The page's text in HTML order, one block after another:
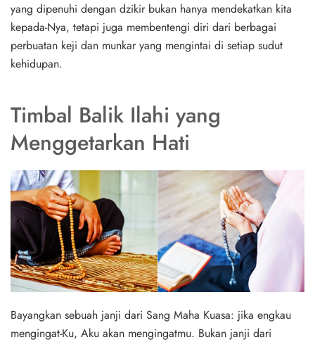
yang dipenuhi dengan dzikir bukan hanya mendekatkan kita
kepada-Nya, tetapi juga membentengi diri dari berbagai
perbuatan keji dan munkar yang mengintai di setiap sudut
kehidupan.
Timbal Balik Ilahi yang
Menggetarkan Hati
Bayangkan sebuah janji dari Sang Maha Kuasa: jika engkau
mengingat-Ku, Aku akan mengingatmu. Bukan janji dari